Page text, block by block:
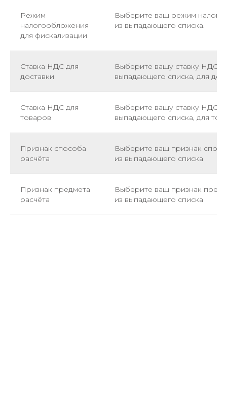
Режим
налогообложения
для фискализации
Выберите ваш режим
из выпадающего списка.
Ставка НДС для
доставки
Выберите вашу ставку НДС
выпадающего списка, для
Ставка НДС для
товаров
Выберите вашу ставку НДС
выпадающего списка, для
Признак способа
расчёта
Выберите ваш признак
из выпадающего списка
Признак предмета
расчёта
Выберите ваш признак
из выпадающего списка